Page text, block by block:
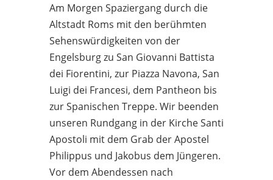
Am Morgen Spaziergang durch die
Altstadt Roms mit den berühmten
Sehenswürdigkeiten von der
Engelsburg zu San Giovanni Battista
dei Fiorentini, zur Piazza Navona, San
Luigi dei Francesi, dem Pantheon bis
zur Spanischen Treppe. Wir beenden
unseren Rundgang in der Kirche Santi
Apostoli mit dem Grab der Apostel
Philippus und Jakobus dem Jüngeren.
Vor dem Abendessen nach